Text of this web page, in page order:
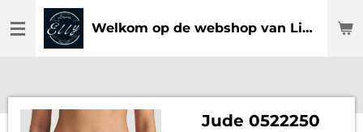
direct
Welkom op de webshop van Lingerie Elly
Jude 0522250